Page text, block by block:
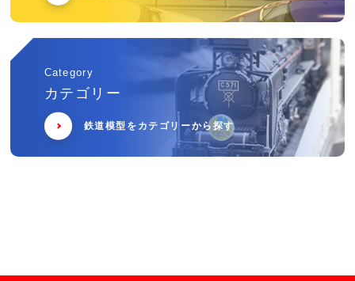
Category
カテゴリー
鉄道模型をカテゴリーから探す